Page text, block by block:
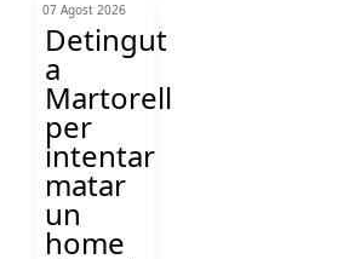
07 Agost 2026
Detingut
a
Martorell
per
intentar
matar
un
home